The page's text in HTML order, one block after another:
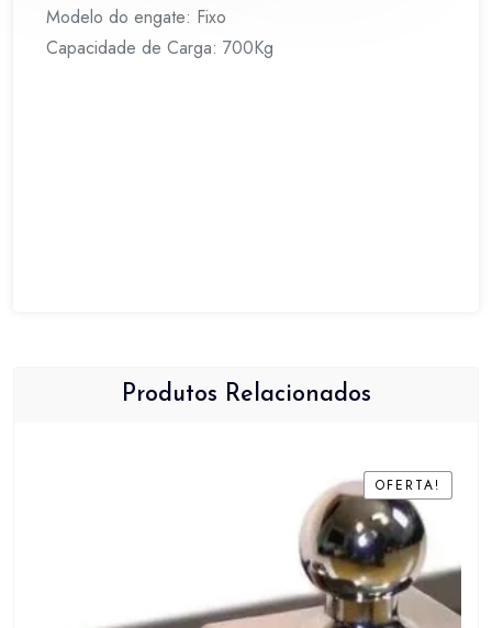
Modelo do engate: Fixo
Capacidade de Carga: 700Kg
Produtos Relacionados
OFERTA!
OFERTA!